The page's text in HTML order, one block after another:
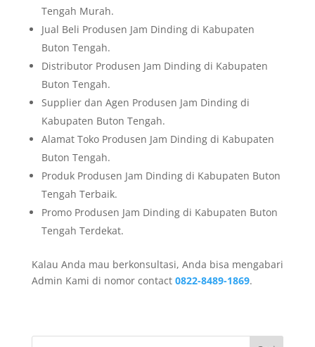
Tengah Murah.
Jual Beli Produsen Jam Dinding di Kabupaten
Buton Tengah.
Distributor Produsen Jam Dinding di Kabupaten
Buton Tengah.
Supplier dan Agen Produsen Jam Dinding di
Kabupaten Buton Tengah.
Alamat Toko Produsen Jam Dinding di Kabupaten
Buton Tengah.
Produk Produsen Jam Dinding di Kabupaten Buton
Tengah Terbaik.
Promo Produsen Jam Dinding di Kabupaten Buton
Tengah Terdekat.
Kalau Anda mau berkonsultasi, Anda bisa mengabari
Admin Kami di nomor contact 0822-8489-1869.